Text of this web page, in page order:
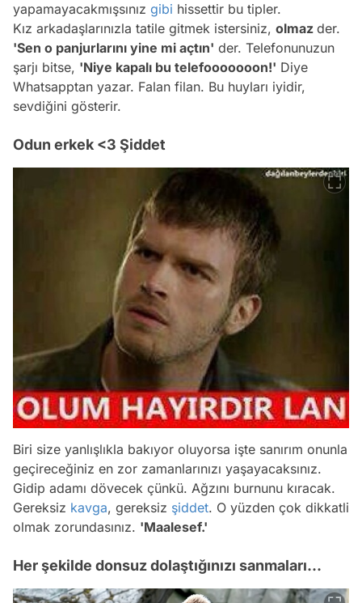
yapamayacakmışsınız gibi hissettir bu tipler.
Kız arkadaşlarınızla tatile gitmek istersiniz, olmaz der.
'Sen o panjurlarını yine mi açtın' der. Telefonunuzun
şarjı bitse, 'Niye kapalı bu telefooooooon!' Diye
Whatsapptan yazar. Falan filan. Bu huyları iyidir,
sevdiğini gösterir.
Odun erkek <3 Şiddet
Biri size yanlışlıkla bakıyor oluyorsa işte sanırım onunla
geçireceğiniz en zor zamanlarınızı yaşayacaksınız.
Gidip adamı dövecek çünkü. Ağzını burnunu kıracak.
Gereksiz kavga, gereksiz şiddet. O yüzden çok dikkatli
olmak zorundasınız. 'Maalesef.'
Her şekilde donsuz dolaştığınızı sanmaları...